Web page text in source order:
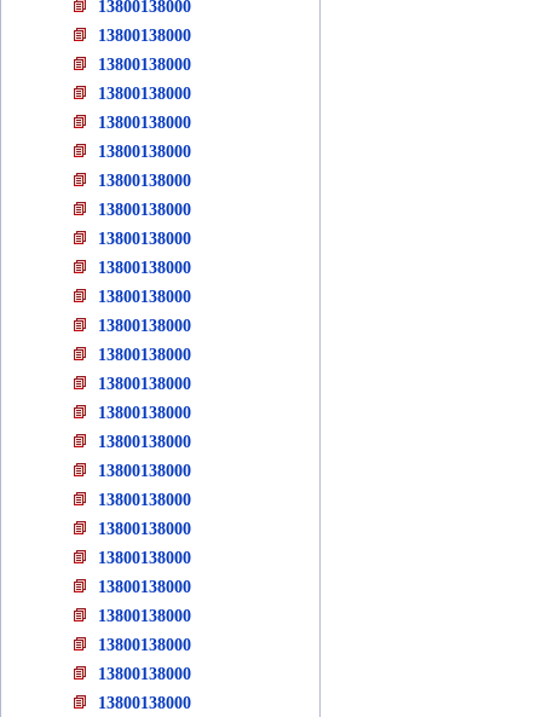
13800138000
13800138000
13800138000
13800138000
13800138000
13800138000
13800138000
13800138000
13800138000
13800138000
13800138000
13800138000
13800138000
13800138000
13800138000
13800138000
13800138000
13800138000
13800138000
13800138000
13800138000
13800138000
13800138000
13800138000
13800138000